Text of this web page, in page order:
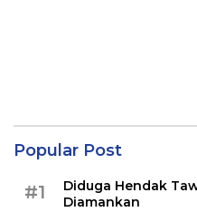
Popular Post
#1
Diduga Hendak
Diamankan